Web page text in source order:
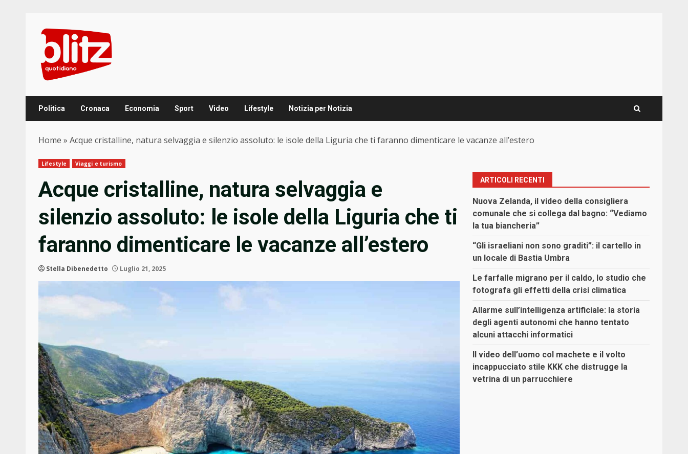
content
Politica Cronaca Economia Sport Video Lifestyle Notizia per Notizia
Home » Acque cristalline, natura selvaggia e silenzio assoluto: le isole della Liguria che ti faranno dimenticare le vacanze all’estero
Lifestyle Viaggi e turismo
Acque cristalline, natura selvaggia e
silenzio assoluto: le isole della Liguria che ti
faranno dimenticare le vacanze all’estero
Stella Dibenedetto Luglio 21, 2025
ARTICOLI RECENTI
Nuova Zelanda, il video della consigliera
comunale che si collega dal bagno: “Vediamo
la tua biancheria”
“Gli israeliani non sono graditi”: il cartello in
un locale di Bastia Umbra
Le farfalle migrano per il caldo, lo studio che
fotografa gli effetti della crisi climatica
Allarme sull’intelligenza artificiale: la storia
degli agenti autonomi che hanno tentato
alcuni attacchi informatici
Il video dell’uomo col machete e il volto
incappucciato stile KKK che distrugge la
vetrina di un parrucchiere